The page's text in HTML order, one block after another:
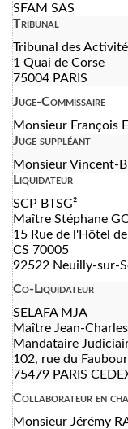
SFAM SAS
Tribunal
Tribunal des
1 Quai de Corse
75004 PARIS
Juge-Commissaire
Monsieur François
Juge suppléant
Monsieur Vincent-
Liquidateur
SCP BTSG²
Maître Stéphane
15 Rue de l'Hôtel
CS 70005
92522 Neuilly-sur-
Co-Liquidateur
SELAFA MJA
Maître Jean-
Mandataire
102, rue du
75479 PARIS
Collaborateur en
Monsieur Jérémy